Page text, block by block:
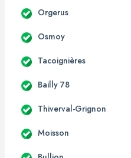
Orgerus
Osmoy
Tacoignières
Bailly 78
Thiverval-Grignon
Moisson